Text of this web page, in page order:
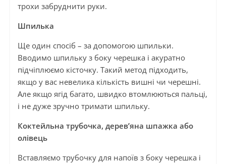
трохи забруднити руки.
Шпилька
Ще один спосіб – за допомогою шпильки.
Вводимо шпильку з боку черешка і акуратно
підчіплюємо кісточку. Такий метод підходить,
якщо у вас невелика кількість вишні чи черешні.
Але якщо ягід багато, швидко втомлюються пальці,
і не дуже зручно тримати шпильку.
Коктейльна трубочка, дерев’яна шпажка або
олівець
Вставляємо трубочку для напоїв з боку черешка і